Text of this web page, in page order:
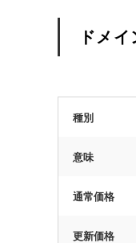
ドメ
種別
意味
通常価格
更新価格